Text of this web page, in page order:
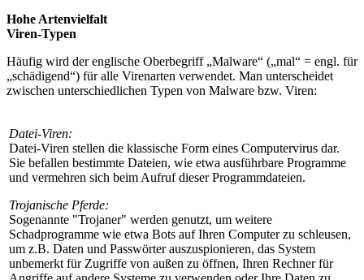
Hohe Artenvielfalt
Viren-Typen
Häufig wird der englische Oberbegriff „Malware“ („mal“ = engl. für
„schädigend“) für alle Virenarten verwendet. Man unterscheidet
zwischen unterschiedlichen Typen von Malware bzw. Viren:
Datei-Viren:
Datei-Viren stellen die klassische Form eines Computervirus dar.
Sie befallen bestimmte Dateien, wie etwa ausführbare Programme
und vermehren sich beim Aufruf dieser Programmdateien.
Trojanische Pferde:
Sogenannte "Trojaner" werden genutzt, um weitere
Schadprogramme wie etwa Bots auf Ihren Computer zu schleusen,
um z.B. Daten und Passwörter auszuspionieren, das System
unbemerkt für Zugriffe von außen zu öffnen, Ihren Rechner für